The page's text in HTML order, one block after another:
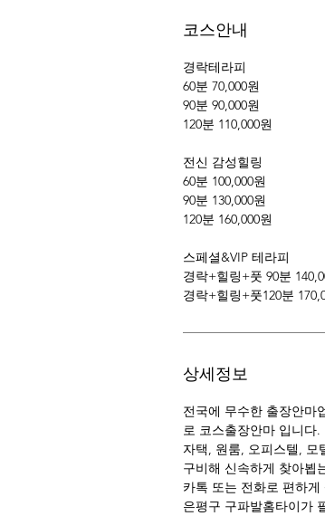
코스안내
경락테라피
60분 70,000원
90분 90,000원
120분 110,000원
전신 감성힐링
60분 100,000원
90분 130,000원
120분 160,000원
스페셜&VIP 테라피
경락+힐링+풋 90분
경락+힐링+풋120분
상세정보
전국에 무수한 출장안마
로 코스출장안마 입니다.
자택, 원룸, 오피스텔, 모
구비해 신속하게 찾아뵙
카톡 또는 전화로 편하
은평구 구파발홈타이가